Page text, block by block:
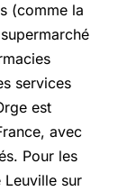
(comme la
services
est
avec
Pour les
Leuville sur